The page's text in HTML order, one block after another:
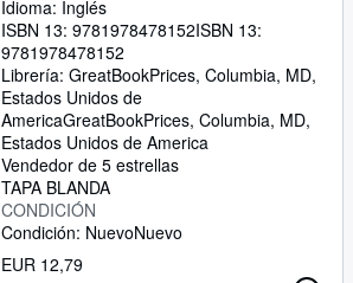
Idioma: Inglés
ISBN 13: 9781978478152ISBN 13:
9781978478152
Librería: GreatBookPrices, Columbia, MD,
Estados Unidos de
AmericaGreatBookPrices, Columbia, MD,
Estados Unidos de America
Vendedor de 5 estrellas
TAPA BLANDA
CONDICIÓN
Condición: NuevoNuevo
EUR 12,79